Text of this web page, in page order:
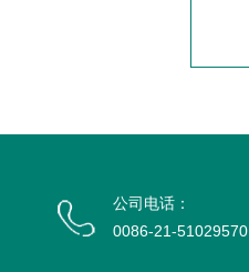
公司电话：
0086-21-51029570